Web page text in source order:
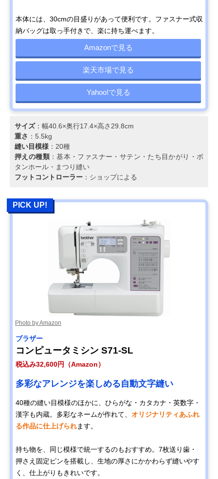
本体には、30cmの目盛りがあって便利です。ファスナー式収
納バッグは取っ手付きで、楽に持ち運べます。
Amazonで見る
楽天市場で見る
Yahoo!で見る
サイズ：幅40.6×奥行17.4×高さ29.8cm
重さ ：5.5kg
縫い目模様 ：20種
押えの種類：基本・ファスナー・サテン・たち目かがり・ボ
タンホール・まつり縫い
フットコントローラー ：ショップによる
PICK UP!
Photo by Amazon
ブラザー
コンピュータミシン S71-SL
税込み32,600円（Amazon）
多彩なアレンジを楽しめる自動文字縫い
40種の縫い目模様のほかに、ひらがな・カタカナ・英数字・
漢字も内蔵。多彩なネームが作れて、 オリジナリティあふれ
る作品に仕上げられます。
持ち物を、同じ模様で統一するのもおすすめ。7枚送り歯・
押さえ固定ピンを搭載し、生地の厚さにかかわらず縫いやす
く、仕上がりもきれいです。